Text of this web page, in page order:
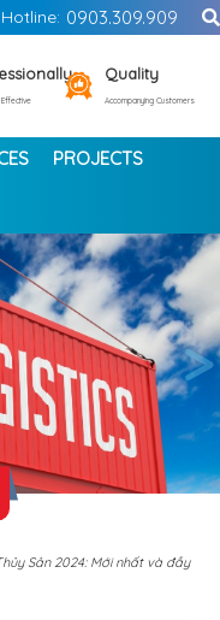
Hotline: 0903.309.909
Quality
Accompanying Customers
PROJECTS
>
Sản 2024: Mới nhất và đầy